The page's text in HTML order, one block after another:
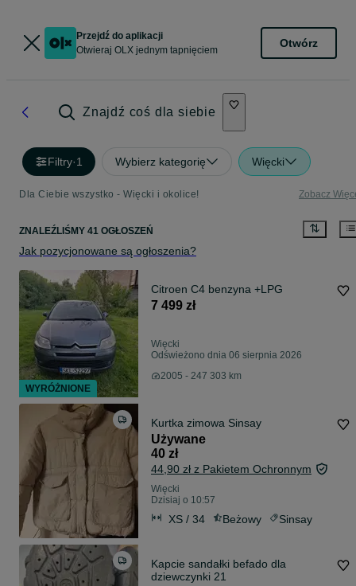
Przejdź do aplikacji
Otwieraj OLX jednym tapnięciem
Otwórz
Znajdź coś dla siebie
Filtry·1 Wybierz kategorię Więcki
Dla Ciebie wszystko - Więcki i okolice! Zobacz
ZNALEŹLIŚMY 41 OGŁOSZEŃ
Jak pozycjonowane są ogłoszenia?
Citroen C4 benzyna +LPG
7 499 zł
Więcki
Odświeżono dnia 06 sierpnia 2026
2005 - 247 303 km
Kurtka zimowa Sinsay
Używane
40 zł
44,90 zł z Pakietem Ochronnym
Więcki
Dzisiaj o 10:57
XS / 34 Beżowy Sinsay
Kapcie sandałki befado dla
dziewczynki 21
WYRÓŻNIONE